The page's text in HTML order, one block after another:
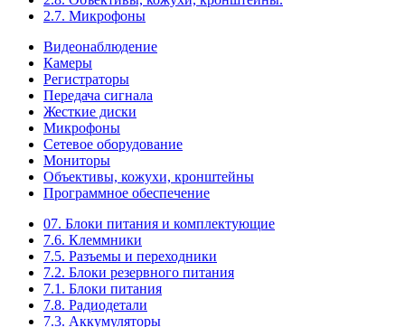
2.7. Микрофоны
Видеонаблюдение
Камеры
Регистраторы
Передача сигнала
Жесткие диски
Микрофоны
Сетевое оборудование
Мониторы
Объективы, кожухи, кронштейны
Программное обеспечение
07. Блоки питания и комплектующие
7.6. Клеммники
7.5. Разъемы и переходники
7.2. Блоки резервного питания
7.1. Блоки питания
7.8. Радиодетали
7.3. Аккумуляторы